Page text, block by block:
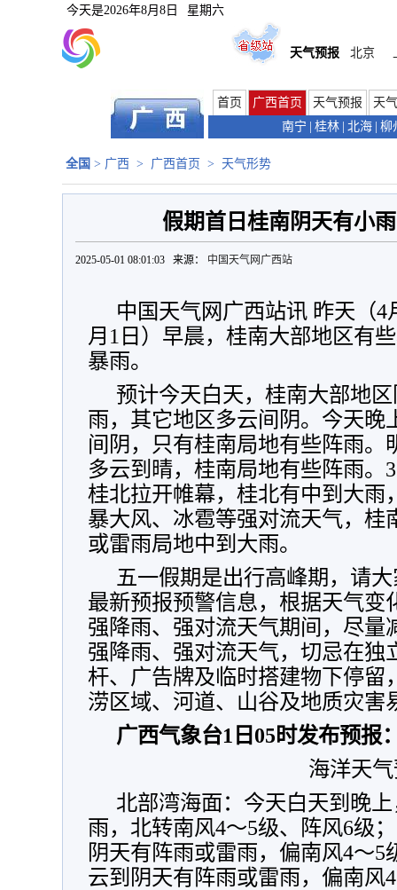
今天是2026年8月8日 星期六
天气预报 北京
首页 广西首页 天气预报
天
南宁
桂林 北海 柳
全国 > 广西 > 广西首页 > 天气形势
假期首日桂南阴天有小
2025-05-01 08:01:03 来源： 中国天气网广西站
中国天气网广西站讯 昨天（4
月1日）早晨，桂南大部地区有
暴雨。
预计今天白天，桂南大部地
雨， 其它地区多云间阴。今天晚
间阴，只有桂南局地有些阵雨。
多云到晴，桂南局地有些阵雨。
桂北拉开帷幕，桂北有中到大雨
暴大风、冰雹等强对流天气，桂
或雷雨局地中到大雨。
五一假期是出行高峰期，请
最新预报预警信息，根据天气变
强降雨、强对流天气期间，尽量
强降雨、强对流天气，切忌在独
杆、广告牌及临时搭建物下停留
涝区域、河道、山谷及地质灾害
广西气象台1日05时发布预报
海洋天
北部湾海面：今天白天到晚
雨，北转南风4～5级、阵风6级
阴天有阵雨或雷雨，偏南风4～
云到阴天有阵雨或雷雨，偏南风